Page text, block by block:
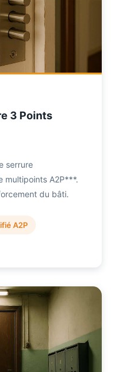
3 Points
serrure
multipoints A2P***.
du bâti.
A2P